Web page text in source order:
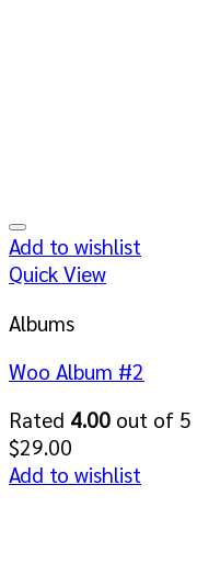
Add to wishlist
Quick View
Albums
Woo Album #2
Rated 4.00 out of 5
$29.00
Add to wishlist